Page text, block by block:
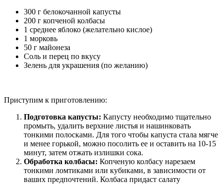
300 г белокочанной капусты
200 г копченой колбасы
1 среднее яблоко (желательно кислое)
1 морковь
50 г майонеза
Соль и перец по вкусу
Зелень для украшения (по желанию)
Приступим к приготовлению:
Подготовка капусты: Капусту необходимо тщательно
промыть, удалить верхние листья и нашинковать
тонкими полосками. Для того чтобы капуста стала мягче
и менее горькой, можно посолить ее и оставить на 10-15
минут, затем отжать излишки сока.
Обработка колбасы: Копченую колбасу нарезаем
тонкими ломтиками или кубиками, в зависимости от
ваших предпочтений. Колбаса придаст салату